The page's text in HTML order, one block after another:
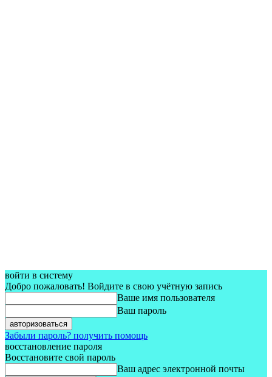
войти в систему
Добро пожаловать! Войдите в свою учётную запись
Ваше имя пользователя
Ваш пароль
Забыли пароль? получить помощь
восстановление пароля
Восстановите свой пароль
Ваш адрес электронной почты